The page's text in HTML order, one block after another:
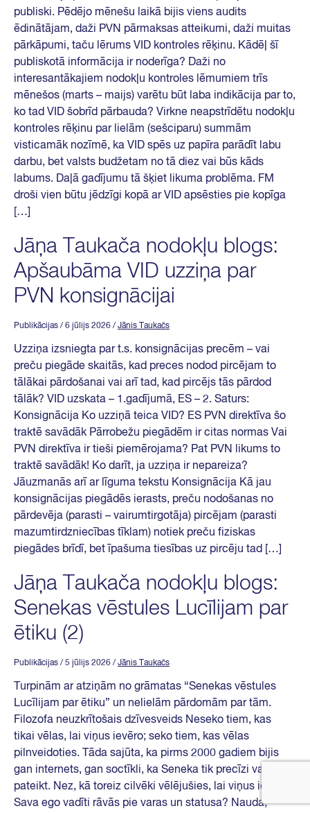
publiski. Pēdējo mēnešu laikā bijis viens audits
ēdinātājam, daži PVN pārmaksas atteikumi, daži muitas
pārkāpumi, taču lērums VID kontroles rēķinu. Kādēļ šī
publiskotā informācija ir noderīga? Daži no
interesantākajiem nodokļu kontroles lēmumiem trīs
mēnešos (marts – maijs) varētu būt laba indikācija par to,
ko tad VID šobrīd pārbauda? Virkne neapstrīdētu nodokļu
kontroles rēķinu par lielām (sešciparu) summām
visticamāk nozīmē, ka VID spēs uz papīra parādīt labu
darbu, bet valsts budžetam no tā diez vai būs kāds
labums. Daļā gadījumu tā šķiet likuma problēma. FM
droši vien būtu jēdzīgi kopā ar VID apsēsties pie kopīga
[…]
Jāņa Taukača nodokļu blogs:
Apšaubāma VID uzziņa par
PVN konsignācijai
Publikācijas / 6 jūlijs 2026 / Jānis Taukačs
Uzziņa izsniegta par t.s. konsignācijas precēm – vai
preču piegāde skaitās, kad preces nodod pircējam to
tālākai pārdošanai vai arī tad, kad pircējs tās pārdod
tālāk? VID uzskata – 1.gadījumā, ES – 2. Saturs:
Konsignācija Ko uzziņā teica VID? ES PVN direktīva šo
traktē savādāk Pārrobežu piegādēm ir citas normas Vai
PVN direktīva ir tieši piemērojama? Pat PVN likums to
traktē savādāk! Ko darīt, ja uzziņa ir nepareiza?
Jāuzmanās arī ar līguma tekstu Konsignācija Kā jau
konsignācijas piegādēs ierasts, preču nodošanas no
pārdevēja (parasti – vairumtirgotāja) pircējam (parasti
mazumtirdzniecības tīklam) notiek preču fiziskas
piegādes brīdī, bet īpašuma tiesības uz pircēju tad […]
Jāņa Taukača nodokļu blogs:
Senekas vēstules Lucīlijam par
ētiku (2)
Publikācijas / 5 jūlijs 2026 / Jānis Taukačs
Turpinām ar atziņām no grāmatas “Senekas vēstules
Lucīlijam par ētiku” un nelielām pārdomām par tām.
Filozofa neuzkrītošais dzīvesveids Neseko tiem, kas
tikai vēlas, lai viņus ievēro; seko tiem, kas vēlas
pilnveidoties. Tāda sajūta, ka pirms 2000 gadiem bijis
gan internets, gan soctīkli, ka Seneka tik precīzi varēja
pateikt. Nez, kā toreiz cilvēki vēlējušies, lai viņus ievēro?
Sava ego vadīti rāvās pie varas un statusa? Nauda,